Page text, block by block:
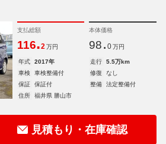
支払総額
116.2 万円
本体価格
98. 0 万円
年式 2017年 走行
5.5万km
車検
車検整備付 修復
なし
保証
保証付 整備
法定整備付
住所
福井県 勝山市
見積もり・在庫確認